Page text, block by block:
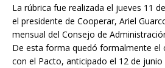
La rúbrica fue realizada el jueves 11
el presidente de Cooperar, Ariel
mensual del Consejo de
De esta forma quedó formalmente el
con el Pacto, anticipado el 12 de